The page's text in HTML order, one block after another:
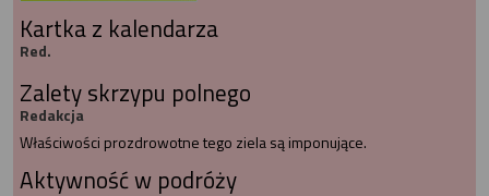
Kartka z kalendarza
Red.
Zalety skrzypu polnego
Redakcja
Właściwości prozdrowotne tego ziela są imponujące.
Aktywność w podróży